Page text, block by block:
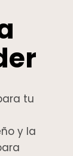
tu
y la